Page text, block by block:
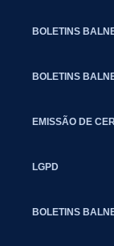
BOLETINS
BOLETINS
EMISSÃO DE
LGPD
BOLETINS